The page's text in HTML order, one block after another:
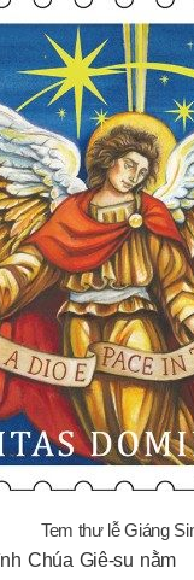
Tem thư lễ Giáng
Chúa Giê-su nằm